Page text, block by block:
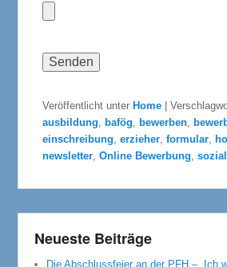
Veröffentlicht unter Home |
ausbildung, bafög, bewerben,
einschreibung,erzieher,formular,
newsletter,Online Bewerbung,
Neueste Beiträge
Die Abschlussfeier an der PFH – „Ich